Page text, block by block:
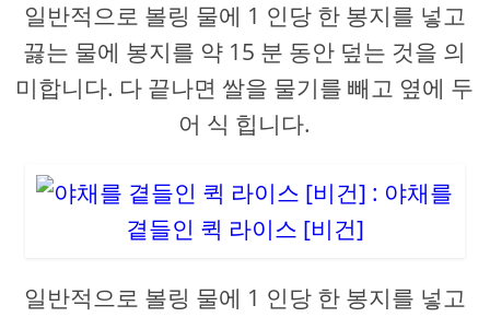
일반적으로 볼링 물에 1 인당 한 봉지를 넣고
끓는 물에 봉지를 약 15 분 동안 덮는 것을 의
미합니다. 다 끝나면 쌀을 물기를 빼고 옆에 두
어 식 힙니다.
일반적으로 볼링 물에 1 인당 한 봉지를 넣고